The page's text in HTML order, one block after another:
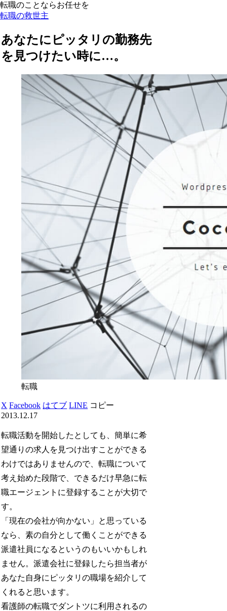
転職のことならお任せを
転職の救世主
あなたにピッタリの勤務先
を見つけたい時に…。
転職
X Facebook はてブ LINE コピー
2013.12.17
転職活動を開始したとしても、簡単に希
望通りの求人を見つけ出すことができる
わけではありませんので、転職について
考え始めた段階で、できるだけ早急に転
職エージェントに登録することが大切で
す。
「現在の会社が向かない」と思っている
なら、素の自分として働くことができる
派遣社員になるというのもいいかもしれ
ません。派遣会社に登録したら担当者が
あなた自身にピッタリの職場を紹介して
くれると思います。
看護師の転職でダントツに利用されるの